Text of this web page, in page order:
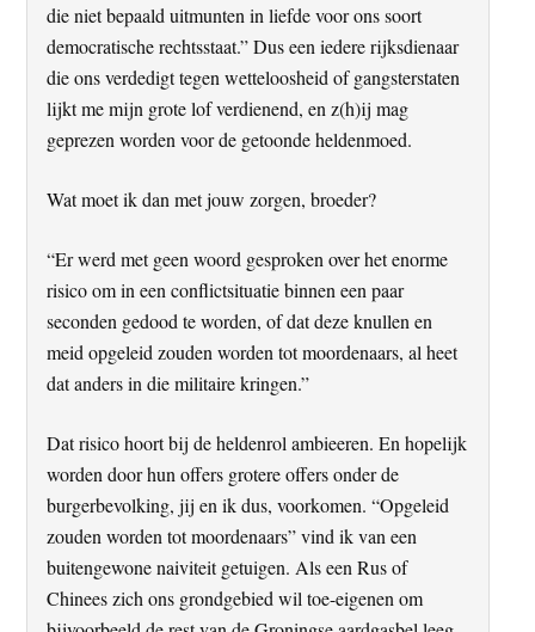
die niet bepaald uitmunten in liefde voor ons soort
democratische rechtsstaat.” Dus een iedere rijksdienaar
die ons verdedigt tegen wetteloosheid of gangsterstaten
lijkt me mijn grote lof verdienend, en z(h)ij mag
geprezen worden voor de getoonde heldenmoed.
Wat moet ik dan met jouw zorgen, broeder?
“Er werd met geen woord gesproken over het enorme
risico om in een conflictsituatie binnen een paar
seconden gedood te worden, of dat deze knullen en
meid opgeleid zouden worden tot moordenaars, al heet
dat anders in die militaire kringen.”
Dat risico hoort bij de heldenrol ambieeren. En hopelijk
worden door hun offers grotere offers onder de
burgerbevolking, jij en ik dus, voorkomen. “Opgeleid
zouden worden tot moordenaars” vind ik van een
buitengewone naiviteit getuigen. Als een Rus of
Chinees zich ons grondgebied wil toe-eigenen om